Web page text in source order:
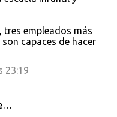
tres empleados más
capaces de hacer
23:19